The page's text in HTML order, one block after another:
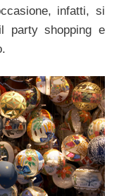
infatti, si
party shopping e